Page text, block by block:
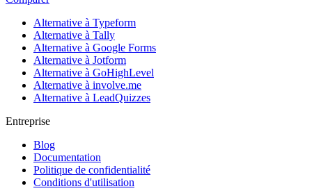
Alternative à Typeform
Alternative à Tally
Alternative à Google Forms
Alternative à Jotform
Alternative à GoHighLevel
Alternative à involve.me
Alternative à LeadQuizzes
Entreprise
Blog
Documentation
Politique de confidentialité
Conditions d'utilisation